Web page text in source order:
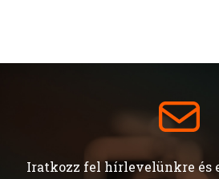
Iratkozz fel hírlevelünkre és